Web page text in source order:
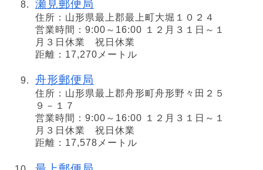
瀬見郵便局
住所：山形県最上郡最上町大堀１０２４
営業時間：9:00～16:00 １２月３１日～１
月３日休業 祝日休業
距離：17,270メートル
舟形郵便局
住所：山形県最上郡舟形町舟形野々田２５
９－１７
営業時間：9:00～16:00 １２月３１日～１
月３日休業 祝日休業
距離：17,578メートル